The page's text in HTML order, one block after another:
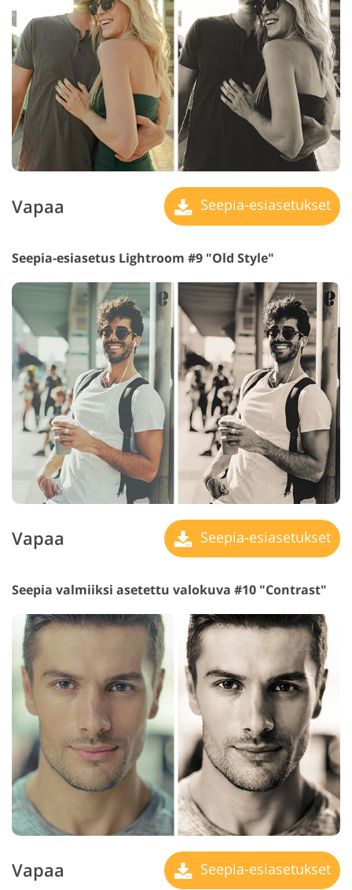
Vapaa Seepia-esiasetukset
Seepia-esiasetus Lightroom #9 "Old Style"
Vapaa Seepia-esiasetukset
Seepia valmiiksi asetettu valokuva #10 "Contrast"
Vapaa Seepia-esiasetukset